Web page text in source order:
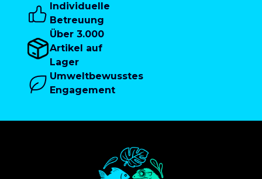
Individuelle
Betreuung
Über 3.000
Artikel auf
Lager
Umweltbewusstes
Engagement